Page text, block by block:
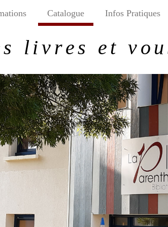
Catalogue Infos Pratiques
livres et